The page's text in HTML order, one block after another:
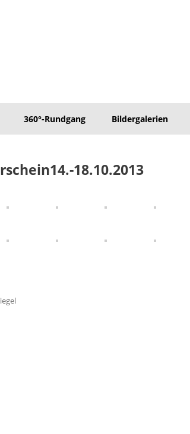
360°-Rundgang Bildergalerien
18.10.2013